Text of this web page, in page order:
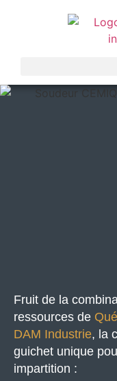
Fruit de la
ressources de
DAM Industrie, la
guichet unique
impartition :